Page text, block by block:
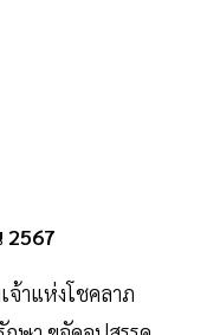
2567
จ้าแห่งโชคลาภ